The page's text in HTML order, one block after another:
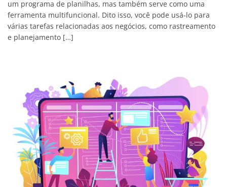
um programa de planilhas, mas também serve como uma
ferramenta multifuncional. Dito isso, você pode usá-lo para
várias tarefas relacionadas aos negócios, como rastreamento
e planejamento […]